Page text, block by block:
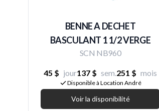
BENNE A DECHET
BASCULANT 1 1/2 VERGE
SCN NB960
45 $ jour137 $ sem.251 $ mois
Disponible à Location André
Voir la disponibilité